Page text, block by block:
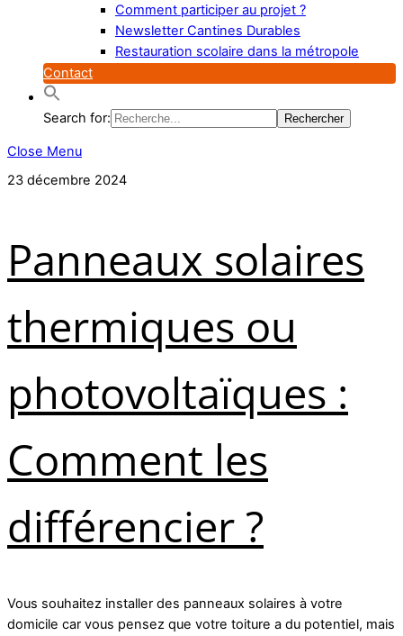
Comment participer au projet ?
Newsletter Cantines Durables
Restauration scolaire dans la métropole
Contact
Search for:
Close Menu
23 décembre 2024
Panneaux solaires
thermiques ou
photovoltaïques :
Comment les
différencier ?
Vous souhaitez installer des panneaux solaires à votre
domicile car vous pensez que votre toiture a du potentiel, mais